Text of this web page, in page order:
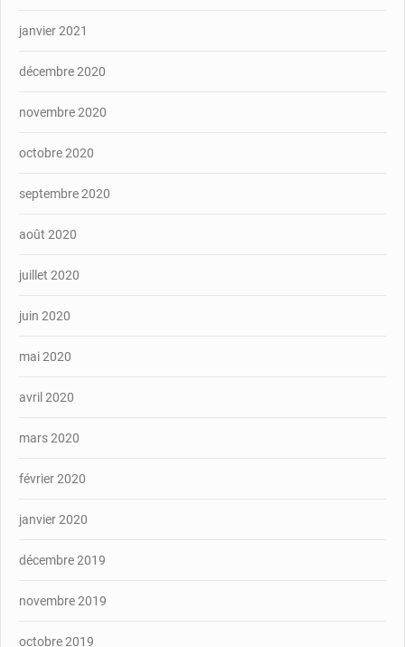
janvier 2021
décembre 2020
novembre 2020
octobre 2020
septembre 2020
août 2020
juillet 2020
juin 2020
mai 2020
avril 2020
mars 2020
février 2020
janvier 2020
décembre 2019
novembre 2019
octobre 2019